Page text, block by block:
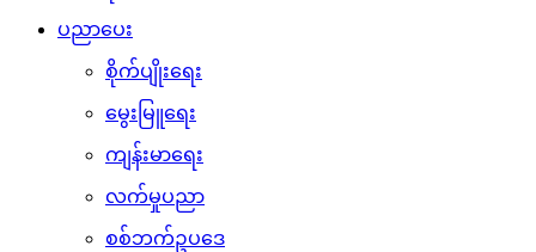
ပညာပေး
စိုက်ပျိုးရေး
မွေးမြူရေး
ကျန်းမာရေး
လက်မှုပညာ
စစ်ဘက်ဥပဒေ